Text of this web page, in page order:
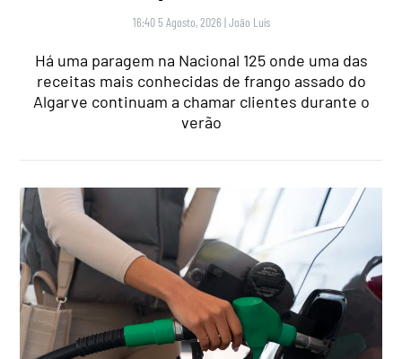
16:40 5 Agosto, 2026 |João Luís
Há uma paragem na Nacional 125 onde uma das
receitas mais conhecidas de frango assado do
Algarve continuam a chamar clientes durante o
verão